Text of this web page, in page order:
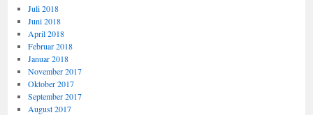
Juli 2018
Juni 2018
April 2018
Februar 2018
Januar 2018
November 2017
Oktober 2017
September 2017
August 2017